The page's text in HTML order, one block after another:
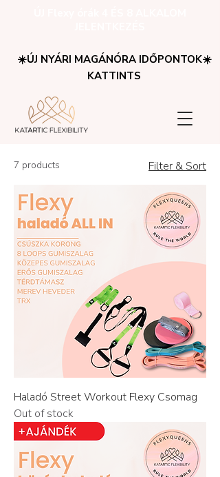
☀️ÚJ NYÁRI MAGÁNÓRA IDŐPONTOK☀️
KATTINTS
7 products Filter & Sort
Haladó Street Workout Flexy Csomag
Out of stock